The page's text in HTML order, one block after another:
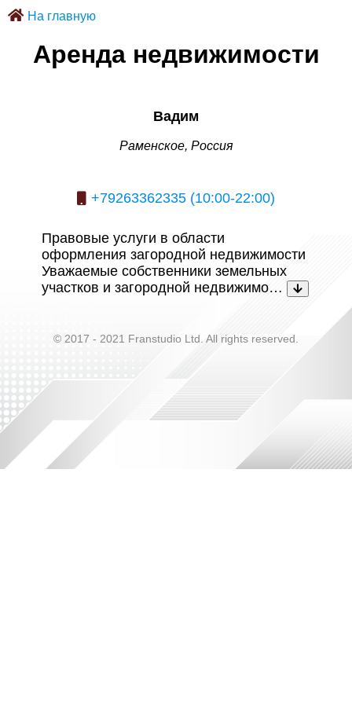
На главную
Аренда недвижимости
Вадим
Раменское, Россия
+79263362335 (10:00-22:00)
Правовые услуги в области
оформления загородной недвижимости
Уважаемые собственники земельных
участков и загородной недвижимо…
© 2017 - 2021 Franstudio Ltd. All rights reserved.